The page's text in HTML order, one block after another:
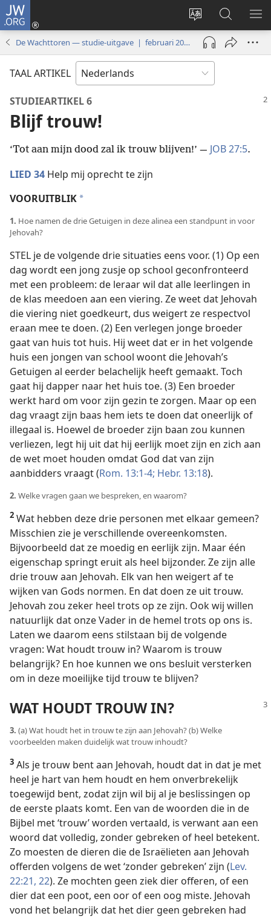
JW.ORG
Taal
site
wijzigen
Inloggen
(opent
nieuw
venster)
Zoeken
op
JW.ORG
De Wachttoren — studie-uitgave | februari 2019
TAAL ARTIKEL
STUDIEARTIKEL 6
Blijf trouw!
‘Tot aan mijn dood zal ik trouw blijven!’ — JOB 27:5.
LIED 34 Help mij oprecht te zijn
VOORUITBLIK a
1. Hoe namen de drie Getuigen in deze alinea een standpunt in voor
Jehovah?
STEL je de volgende drie situaties eens voor. (1) Op een
dag wordt een jong zusje op school geconfronteerd
met een probleem: de leraar wil dat alle leerlingen in
de klas meedoen aan een viering. Ze weet dat Jehovah
die viering niet goedkeurt, dus weigert ze respectvol
eraan mee te doen. (2) Een verlegen jonge broeder
gaat van huis tot huis. Hij weet dat er in het volgende
huis een jongen van school woont die Jehovah’s
Getuigen al eerder belachelijk heeft gemaakt. Toch
gaat hij dapper naar het huis toe. (3) Een broeder
werkt hard om voor zijn gezin te zorgen. Maar op een
dag vraagt zijn baas hem iets te doen dat oneerlijk of
illegaal is. Hoewel de broeder zijn baan zou kunnen
verliezen, legt hij uit dat hij eerlijk moet zijn en zich aan
de wet moet houden omdat God dat van zijn
aanbidders vraagt (Rom. 13:1-4; Hebr. 13:18).
2. Welke vragen gaan we bespreken, en waarom?
2 Wat hebben deze drie personen met elkaar gemeen?
Misschien zie je verschillende overeenkomsten.
Bijvoorbeeld dat ze moedig en eerlijk zijn. Maar één
eigenschap springt eruit als heel bijzonder. Ze zijn alle
drie trouw aan Jehovah. Elk van hen weigert af te
wijken van Gods normen. En dat doen ze uit trouw.
Jehovah zou zeker heel trots op ze zijn. Ook wij willen
natuurlijk dat onze Vader in de hemel trots op ons is.
Laten we daarom eens stilstaan bij de volgende
vragen: Wat houdt trouw in? Waarom is trouw
belangrijk? En hoe kunnen we ons besluit versterken
om in deze moeilijke tijd trouw te blijven?
WAT HOUDT TROUW IN?
3. (a) Wat houdt het in trouw te zijn aan Jehovah? (b) Welke
voorbeelden maken duidelijk wat trouw inhoudt?
3 Als je trouw bent aan Jehovah, houdt dat in dat je met
heel je hart van hem houdt en hem onverbrekelijk
toegewijd bent, zodat zijn wil bij al je beslissingen op
de eerste plaats komt. Een van de woorden die in de
Bijbel met ‘trouw’ worden vertaald, is verwant aan een
woord dat volledig, zonder gebreken of heel betekent.
Zo moesten de dieren die de Israëlieten aan Jehovah
offerden volgens de wet ‘zonder gebreken’ zijn (Lev.
22:21, 22). Ze mochten geen ziek dier offeren, of een
dier dat een poot, een oor of een oog miste. Jehovah
vond het belangrijk dat het dier geen gebreken had